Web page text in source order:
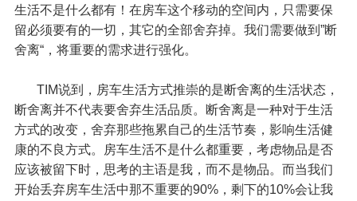
生活不是什么都有！在房车这个移动的空间内，只需要保
留必须要有的一切，其它的全部舍弃掉。我们需要做到”断
舍离“，将重要的需求进行强化。
TIM说到，房车生活方式推崇的是断舍离的生活状态，
断舍离并不代表要舍弃生活品质。断舍离是一种对于生活
方式的改变，舍弃那些拖累自己的生活节奏，影响生活健
康的不良方式。房车生活不是什么都重要，考虑物品是否
应该被留下时，思考的主语是我，而不是物品。而当我们
开始丢弃房车生活中那不重要的90%，剩下的10%会让我